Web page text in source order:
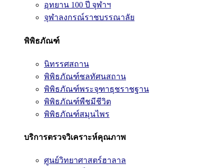
อุทยาน 100 ปี จุฬาฯ
จุฬาลงกรณ์ราชบรรณาลัย
พิพิธภัณฑ์
นิทรรศสถาน
พิพิธภัณฑ์ชลทัศนสถาน
พิพิธภัณฑ์พระจุฑาธุชราชฐาน
พิพิธภัณฑ์พืชมีชีวิต
พิพิธภัณฑ์สมุนไพร
บริการตรวจวิเคราะห์คุณภาพ
ศูนย์วิทยาศาสตร์ฮาลาล